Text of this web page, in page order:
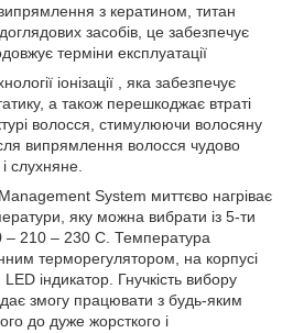
з кератином, титан
засобів, це забезпечує
терміни експлуатації
іонізації , яка забезпечує
а також перешкоджає втраті
волосся, стимулюючи волосяну
випрямлення волосся чудово
слухняне.
System миттєво нагріває
яку можна вибрати із 5-ти
210 – 230 C. Температура
терморегулятором, на корпусі
індикатор. Гнучкість вибору
змогу працювати з будь-яким
до дуже жорсткого і